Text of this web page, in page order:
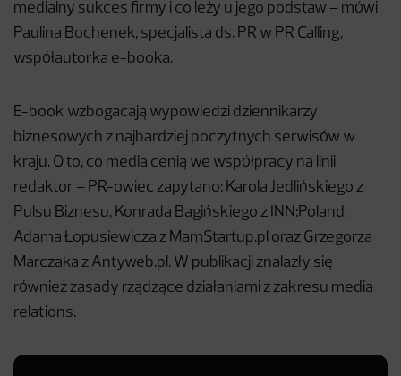
medialny sukces firmy i co leży u jego podstaw – mówi
Paulina Bochenek, specjalista ds. PR w PR Calling,
współautorka e-booka.
E-book wzbogacają wypowiedzi dziennikarzy
biznesowych z najbardziej poczytnych serwisów w
kraju. O to, co media cenią we współpracy na linii
redaktor – PR-owiec zapytano: Karola Jedlińskiego z
Pulsu Biznesu, Konrada Bagińskiego z INN:Poland,
Adama Łopusiewicza z MamStartup.pl oraz Grzegorza
Marczaka z Antyweb.pl. W publikacji znalazły się
również zasady rządzące działaniami z zakresu media
relations.